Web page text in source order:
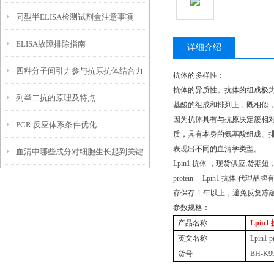
同型半ELISA检测试剂盒注意事项
ELISA故障排除指南
四种分子间引力参与抗原抗体结合力
陈述
列举二抗的原理及特点
PCR 反应体系条件优化
血清中哪些成分对细胞生长起到关键
详细介绍
抗体的多样性：
抗体的异质性。抗体的组成极
基酸的组成和排列上，既相似
因为抗体具有与抗原决定簇相
质，具有本身的氨基酸组成、
表现出不同的血清学类型。
Lpin1 抗体 ，现货供应,货期短
protein
Lpin1 抗体 代理品牌有
存保存 1 年以上，避免反复冻
参数规格：
产品名称
Lpin1
英文名称
Lpin1
货号
BH-